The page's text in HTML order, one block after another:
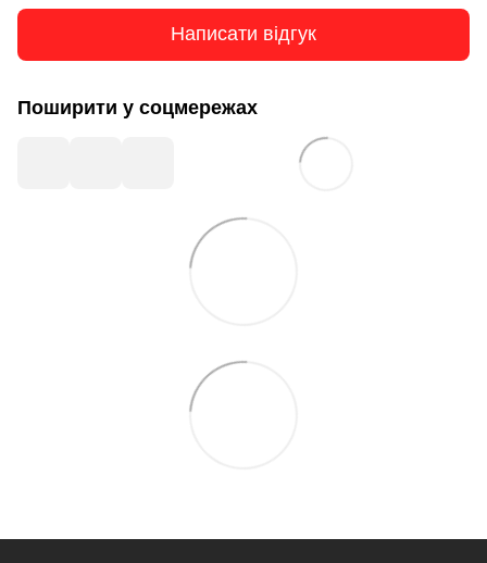
Написати відгук
Поширити у соцмережах